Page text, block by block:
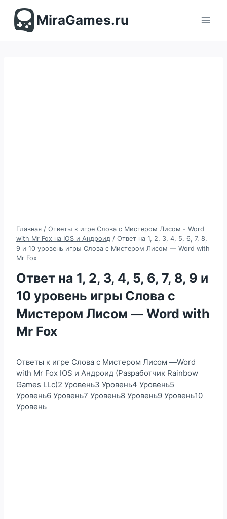
содержимомуMiraGames.ru
Главная / Ответы к игре Слова с Мистером Лисом - Word
with Mr Fox на IOS и Андроид / Ответ на 1, 2, 3, 4, 5, 6, 7, 8,
9 и 10 уровень игры Слова с Мистером Лисом — Word with
Mr Fox
Ответ на 1, 2, 3, 4, 5, 6, 7, 8, 9 и
10 уровень игры Слова с
Мистером Лисом — Word with
Mr Fox
Ответы к игре Слова с Мистером Лисом —Word
with Mr Fox IOS и Андроид (Разработчик Rainbow
Games LLc)2 Уровень3 Уровень4 Уровень5
Уровень6 Уровень7 Уровень8 Уровень9 Уровень10
Уровень